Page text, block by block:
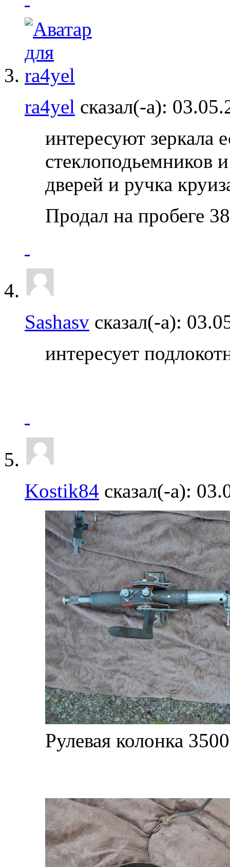
ra4yel сказал(-а):
интересуют зеркала
стеклоподьемников
дверей и ручка
Продал на пробеге
Sashasv сказал(-а):
интересует
Kostik84 сказал(-а):
Рулевая колонка